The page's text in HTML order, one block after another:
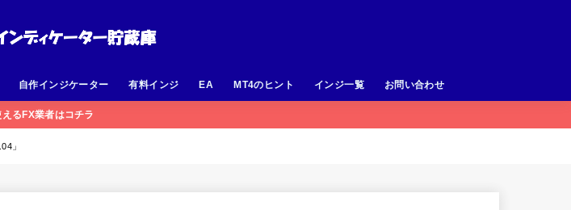
自作インジケーター 有料インジ EA MT4のヒント インジ一覧 お問い合わせ
えるFX業者はコチラ
」